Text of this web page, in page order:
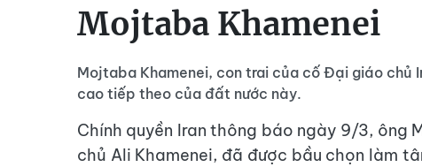
Mojtaba Khamenei
Mojtaba Khamenei, con trai của cố Đại giáo chủ
cao tiếp theo của đất nước này.
Chính quyền Iran thông báo ngày 9/3,
chủ Ali Khamenei, đã được bầu chọn làm